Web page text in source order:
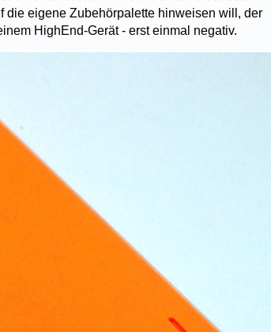
die eigene Zubehörpalette hinweisen will, der
HighEnd-Gerät - erst einmal negativ.